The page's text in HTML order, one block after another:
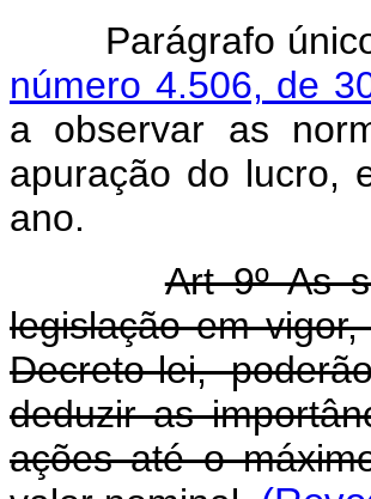
Parágrafo único.
número 4.506, de
a observar as
apuração do lucro,
ano.
Art 9º As
legislação em
Decreto-lei,
deduzir as
ações até o